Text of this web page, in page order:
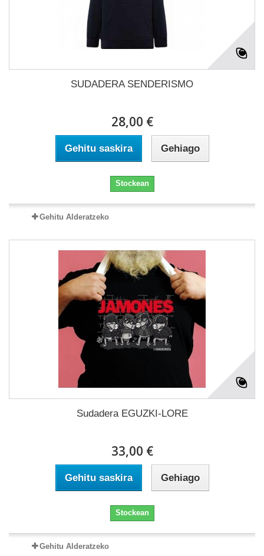
SUDADERA SENDERISMO
28,00 €
Gehitu saskira Gehiago
Stockean
Gehitu Alderatzeko
Sudadera EGUZKI-LORE
33,00 €
Gehitu saskira Gehiago
Stockean
Gehitu Alderatzeko